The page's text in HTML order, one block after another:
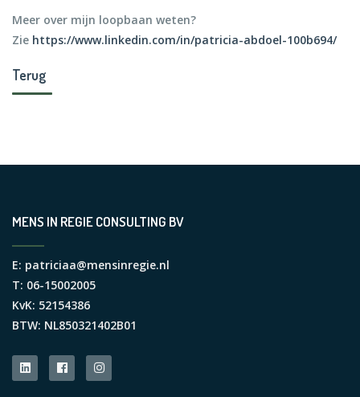
Meer over mijn loopbaan weten?
Zie https://www.linkedin.com/in/patricia-abdoel-100b694/
Terug
MENS IN REGIE CONSULTING BV
E: patriciaa@mensinregie.nl
T: 06-15002005
KvK: 52154386
BTW: NL850321402B01